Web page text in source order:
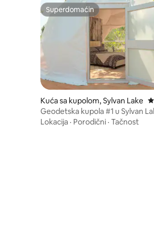
Superdomaćin
Superdomaćin
Kuća sa kupolom, Sylvan Lake
Geodetska kupola #1 u Sylvan
Lokacija · Porodični · Tačnost